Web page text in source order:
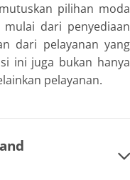
pilihan moda
dari penyediaan
dari pelayanan yang
ini juga bukan hanya
pelayanan.